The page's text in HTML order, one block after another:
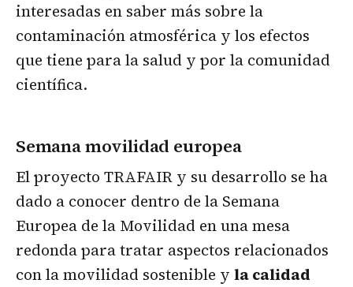
interesadas en saber más sobre la
contaminación atmosférica y los efectos
que tiene para la salud y por la comunidad
científica.
Semana movilidad europea
El proyecto TRAFAIR y su desarrollo se ha
dado a conocer dentro de la Semana
Europea de la Movilidad en una mesa
redonda para tratar aspectos relacionados
con la movilidad sostenible y la calidad